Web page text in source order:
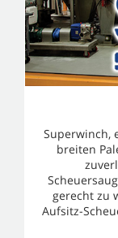
Superwinch,
breiten
gerecht zu
Aufsitz-